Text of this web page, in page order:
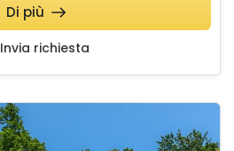
Invia richiesta
Di più